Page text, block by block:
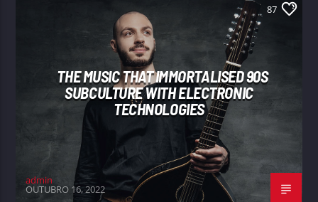
87
THE MUSIC THAT IMMORTALISED 90S
SUBCULTURE WITH ELECTRONIC
TECHNOLOGIES
admin
OUTUBRO 16, 2022